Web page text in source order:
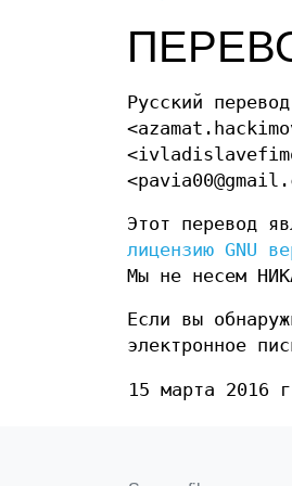
Русский
Этот перевод
лицензию GNU
Мы не несем
Если вы
электронное
15 марта 2016